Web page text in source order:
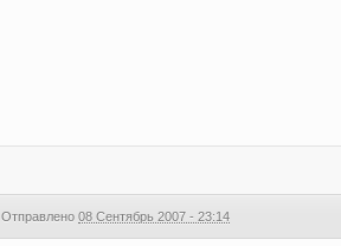
Отправлено08 Сентябрь 2007 - 23:14